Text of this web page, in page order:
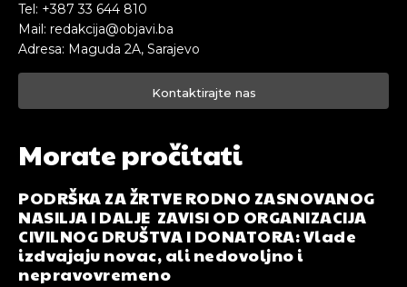
Tel: +387 33 644 810
Mail: redakcija@objavi.ba
Adresa: Maguda 2A, Sarajevo
Kontaktirajte nas
Morate pročitati
PODRŠKA ZA ŽRTVE RODNO ZASNOVANOG
NASILJA I DALJE ZAVISI OD ORGANIZACIJA
CIVILNOG DRUŠTVA I DONATORA: Vlade
izdvajaju novac, ali nedovoljno i
nepravovremeno